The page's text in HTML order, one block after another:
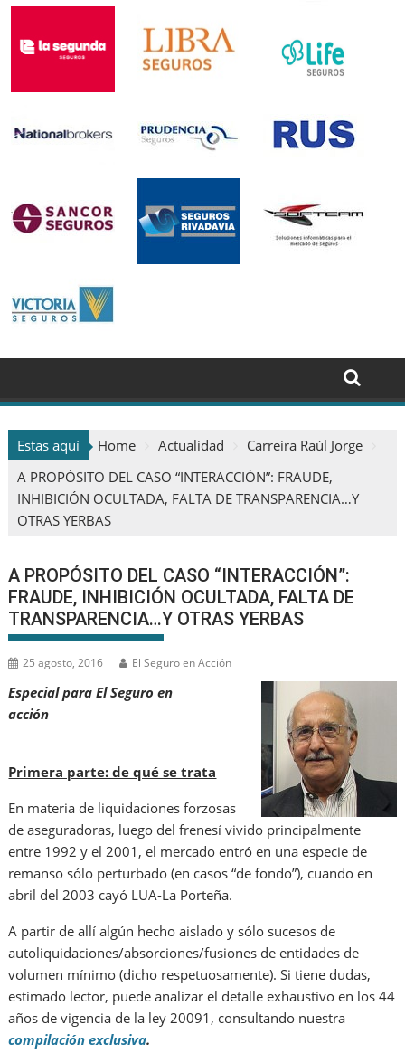
Estas aquí Home Actualidad
Carreira Raúl Jorge
A PROPÓSITO DEL CASO “INTERACCIÓN”: FRAUDE,
INHIBICIÓN OCULTADA, FALTA DE TRANSPARENCIA…Y
OTRAS YERBAS
A PROPÓSITO DEL CASO “INTERACCIÓN”:
FRAUDE, INHIBICIÓN OCULTADA, FALTA DE
TRANSPARENCIA…Y OTRAS YERBAS
25 agosto, 2016 El Seguro en Acción
Especial para El Seguro en
acción
Primera parte: de qué se trata
En materia de liquidaciones forzosas
de aseguradoras, luego del frenesí vivido principalmente
entre 1992 y el 2001, el mercado entró en una especie de
remanso sólo perturbado (en casos “de fondo”), cuando en
abril del 2003 cayó LUA-La Porteña.
A partir de allí algún hecho aislado y sólo sucesos de
autoliquidaciones/absorciones/fusiones de entidades de
volumen mínimo (dicho respetuosamente). Si tiene dudas,
estimado lector, puede analizar el detalle exhaustivo en los 44
años de vigencia de la ley 20091, consultando nuestra
compilación exclusiva.